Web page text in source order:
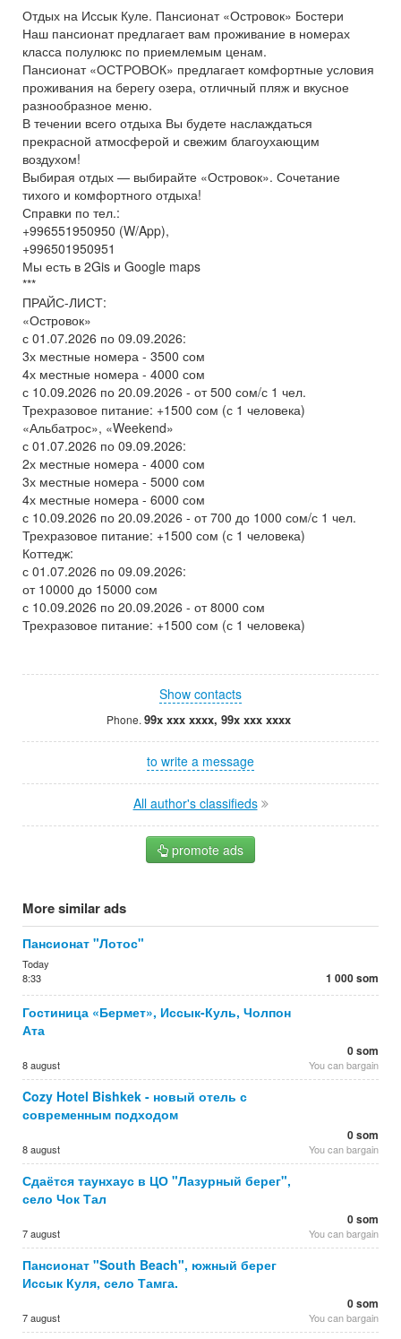
Отдых на Иссык Куле. Пансионат «Островок» Бостери
Наш пансионат предлагает вам проживание в номерах
класса полулюкс по приемлемым ценам.
Пансионат «ОСТРОВОК» предлагает комфортные условия
проживания на берегу озера, отличный пляж и вкусное
разнообразное меню.
В течении всего отдыха Вы будете наслаждаться
прекрасной атмосферой и свежим благоухающим
воздухом!
Выбирая отдых — выбирайте «Островок». Сочетание
тихого и комфортного отдыха!
Справки по тел.:
+996551950950 (W/App),
+996501950951
Мы есть в 2Gis и Google maps
***
ПРАЙС-ЛИСТ:
«Островок»
с 01.07.2026 по 09.09.2026:
3х местные номера - 3500 сом
4х местные номера - 4000 сом
с 10.09.2026 по 20.09.2026 - от 500 сом/с 1 чел.
Трехразовое питание: +1500 сом (с 1 человека)
«Альбатрос», «Weekend»
с 01.07.2026 по 09.09.2026:
2х местные номера - 4000 сом
3х местные номера - 5000 сом
4х местные номера - 6000 сом
с 10.09.2026 по 20.09.2026 - от 700 до 1000 сом/с 1 чел.
Трехразовое питание: +1500 сом (с 1 человека)
Коттедж:
с 01.07.2026 по 09.09.2026:
от 10000 до 15000 сом
с 10.09.2026 по 20.09.2026 - от 8000 сом
Трехразовое питание: +1500 сом (с 1 человека)
Show contacts
Phone. 99x xxx xxxx, 99x xxx xxxx
to write a message
All author's classifieds
promote ads
More similar ads
Пансионат "Лотос"
Today
8:33
1 000 som
Гостиница «Бермет», Иссык-Куль, Чолпон
Ата
8 august
0 som
You can bargain
Cozy Hotel Bishkek - новый отель с
современным подходом
8 august
0 som
You can bargain
Сдаётся таунхаус в ЦО "Лазурный берег",
село Чок Тал
7 august
0 som
You can bargain
Пансионат "South Beach", южный берег
Иссык Куля, село Тамга.
7 august
0 som
You can bargain